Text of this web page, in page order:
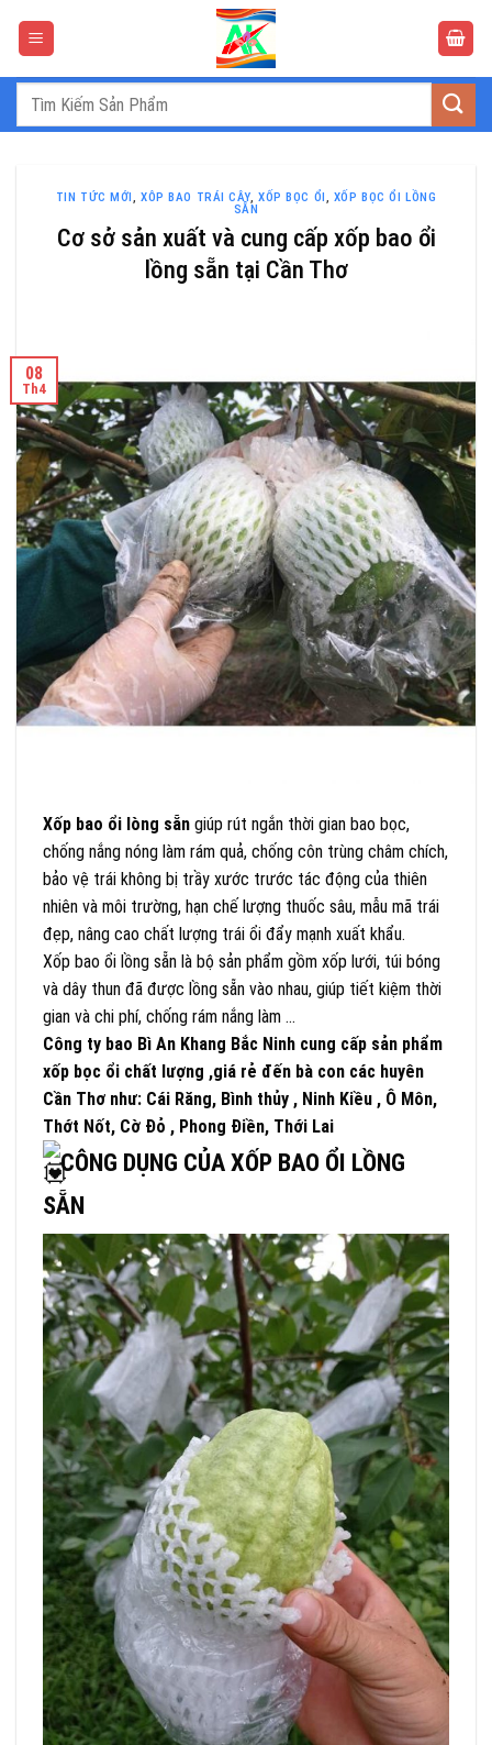
Tìm
TIN TỨC MỚI ,XÔP BAO TRÁI CÂY,XỐP BỌC ỔI , XỐP BỌC ỔI LỒNG
SẴN
Cơ sở sản xuất và cung cấp xốp bao ổi
lồng sẵn tại Cần Thơ
08
Th4
Xốp bao ổi lòng sẵn giúp rút ngắn thời gian bao bọc,
chống nắng nóng làm rám quả, chống côn trùng châm chích,
bảo vệ trái không bị trầy xước trước tác động của thiên
nhiên và môi trường, hạn chế lượng thuốc sâu, mẫu mã trái
đẹp, nâng cao chất lượng trái ổi đẩy mạnh xuất khẩu.
Xốp bao ổi lồng sẵn là bộ sản phẩm gồm xốp lưới, túi bóng
và dây thun đã được lồng sẵn vào nhau, giúp tiết kiệm thời
gian và chi phí, chống rám nắng làm …
Công ty bao Bì An Khang Bắc Ninh cung cấp sản phẩm
xốp bọc ổi chất lượng ,giá rẻ đến bà con các huyên
Cần Thơ như: Cái Răng, Bình thủy , Ninh Kiều , Ô Môn,
Thớt Nốt, Cờ Đỏ , Phong Điền, Thới Lai
CÔNG DỤNG CỦA XỐP BAO ỔI LỒNG
SẴN